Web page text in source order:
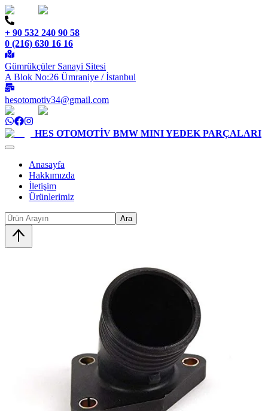
+ 90 532 240 90 58
0 (216) 630 16 16
Gümrükçüler Sanayi Sitesi
A Blok No:26 Ümraniye / İstanbul
hesotomotiv34@gmail.com
HES OTOMOTİV BMW MINI YEDEK PARÇALARI
Anasayfa
Hakkımızda
İletişim
Ürünlerimiz
Ara